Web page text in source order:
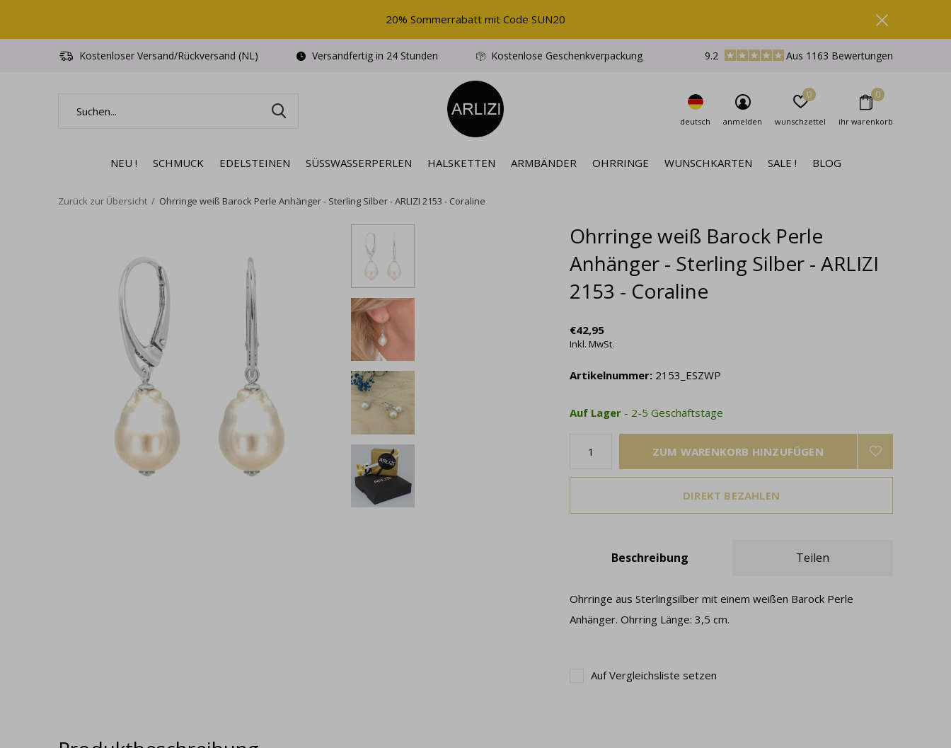
NEU ! SCHMUCK EDELSTEINEN SÜSSWASSERPERLEN HALSKETTEN ARMBÄNDER OHRRINGE WUNSCHKARTEN SALE ! BLOG
deutsch anmelden wunschzettel
0
ihr warenkorb
0
Kostenloser Versand/Rückversand (NL) Versandfertig in 24 Stunden Kostenlose Geschenkverpackung 9.2 Aus 1163 Bewertungen
20% Sommerrabatt mit Code SUN20
Zurück zur Übersicht Ohrringe weiß Barock Perle Anhänger - Sterling Silber - ARLIZI 2153 - Coraline
Ohrringe weiß Barock Perle
Anhänger - Sterling Silber - ARLIZI
2153 - Coraline
€42,95
Inkl. MwSt.
Artikelnummer: 2153_ESZWP
Auf Lager - 2-5 Geschäftstage
ZUM WARENKORB HINZUFÜGEN
DIREKT BEZAHLEN
Beschreibung Teilen
Ohrringe aus Sterlingsilber mit einem weißen Barock Perle
Anhänger. Ohrring Länge: 3,5 cm.
Auf Vergleichsliste setzen